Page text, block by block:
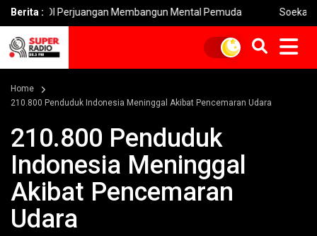
Berita :
Perjuangan Membangun Mental Pemuda Soekarno Cup
Home
210.800 Penduduk Indonesia Meninggal Akibat Pencemaran Udara
210.800 Penduduk
Indonesia Meninggal
Akibat Pencemaran
Udara